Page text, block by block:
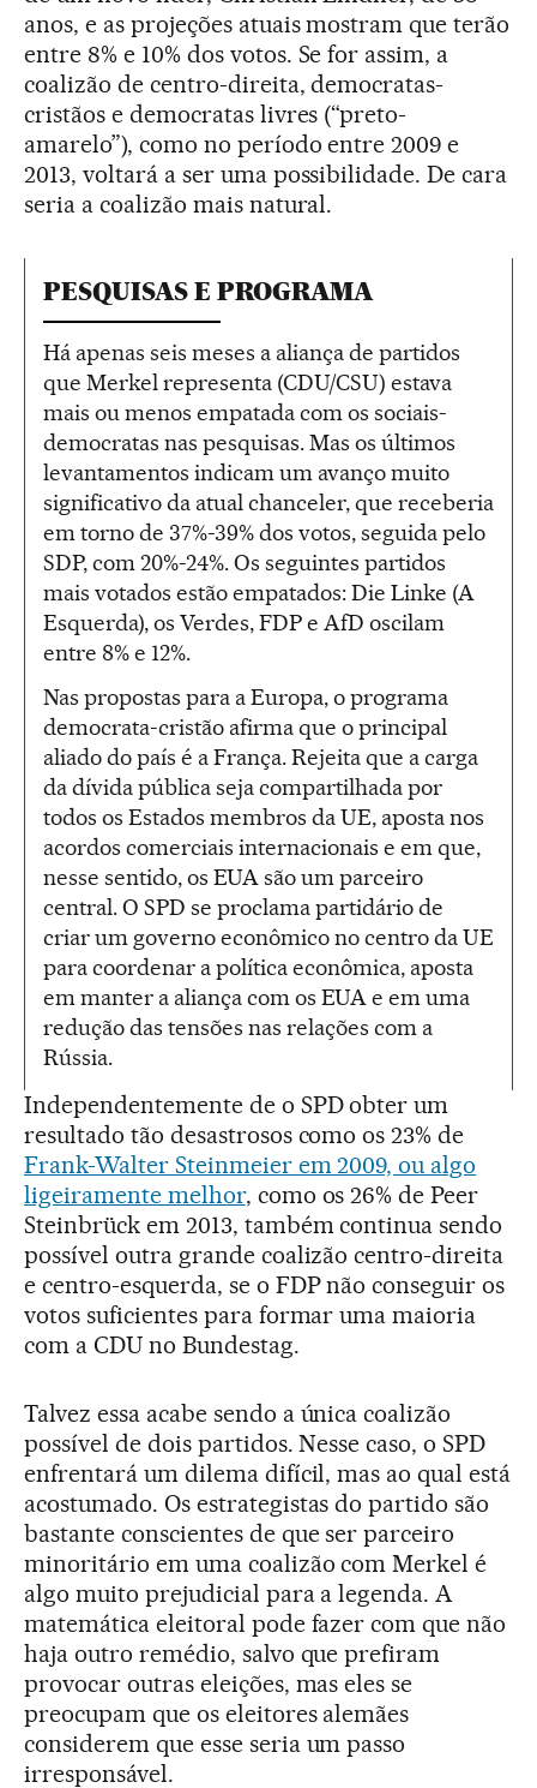
anos, e as projeções atuais mostram que terão
entre 8% e 10% dos votos. Se for assim, a
coalizão de centro-direita, democratas-
cristãos e democratas livres (“preto-
amarelo”), como no período entre 2009 e
2013, voltará a ser uma possibilidade. De cara
seria a coalizão mais natural.
PESQUISAS E PROGRAMA
Há apenas seis meses a aliança de partidos
que Merkel representa (CDU/CSU) estava
mais ou menos empatada com os sociais-
democratas nas pesquisas. Mas os últimos
levantamentos indicam um avanço muito
significativo da atual chanceler, que receberia
em torno de 37%-39% dos votos, seguida pelo
SDP, com 20%-24%. Os seguintes partidos
mais votados estão empatados: Die Linke (A
Esquerda), os Verdes, FDP e AfD oscilam
entre 8% e 12%.
Nas propostas para a Europa, o programa
democrata-cristão afirma que o principal
aliado do país é a França. Rejeita que a carga
da dívida pública seja compartilhada por
todos os Estados membros da UE, aposta nos
acordos comerciais internacionais e em que,
nesse sentido, os EUA são um parceiro
central. O SPD se proclama partidário de
criar um governo econômico no centro da UE
para coordenar a política econômica, aposta
em manter a aliança com os EUA e em uma
redução das tensões nas relações com a
Rússia.
Independentemente de o SPD obter um
resultado tão desastrosos como os 23% de
Frank-Walter Steinmeier em 2009, ou algo
ligeiramente melhor, como os 26% de Peer
Steinbrück em 2013, também continua sendo
possível outra grande coalizão centro-direita
e centro-esquerda, se o FDP não conseguir os
votos suficientes para formar uma maioria
com a CDU no Bundestag.
Talvez essa acabe sendo a única coalizão
possível de dois partidos. Nesse caso, o SPD
enfrentará um dilema difícil, mas ao qual está
acostumado. Os estrategistas do partido são
bastante conscientes de que ser parceiro
minoritário em uma coalizão com Merkel é
algo muito prejudicial para a legenda. A
matemática eleitoral pode fazer com que não
haja outro remédio, salvo que prefiram
provocar outras eleições, mas eles se
preocupam que os eleitores alemães
considerem que esse seria um passo
irresponsável.